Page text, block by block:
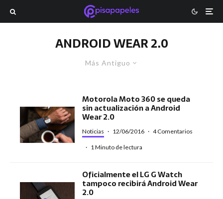
ANDROID WEAR 2.0
Más Antiguo
Motorola Moto 360 se queda
sin actualización a Android
Wear 2.0
Noticias · 12/06/2016 · 4 Comentarios
· 1 Minuto de lectura
Oficialmente el LG G Watch
tampoco recibirá Android Wear
2.0